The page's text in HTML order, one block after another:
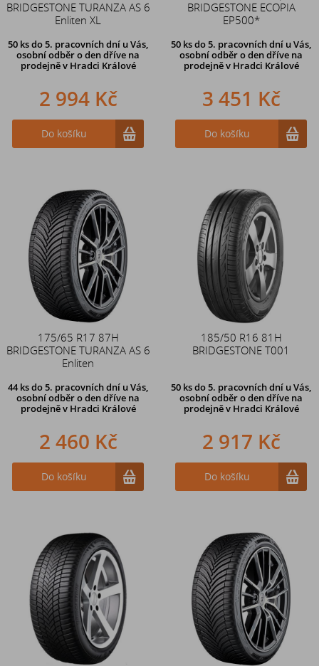
BRIDGESTONE TURANZA AS 6
Enliten XL
50 ksdo 5. pracovních dní u Vás,
osobní odběr o den dříve na
prodejněv Hradci Králové
2 994 Kč
Do košíku
BRIDGESTONE ECOPIA
EP500*
50 ksdo 5. pracovních dní u Vás,
osobní odběr o den dříve na
prodejněv Hradci Králové
3 451 Kč
Do košíku
175/65 R17 87H
BRIDGESTONE TURANZA AS 6
Enliten
44 ksdo 5. pracovních dní u Vás,
osobní odběr o den dříve na
prodejněv Hradci Králové
2 460 Kč
Do košíku
185/50 R16 81H
BRIDGESTONE T001
50 ksdo 5. pracovních dní u Vás,
osobní odběr o den dříve na
prodejněv Hradci Králové
2 917 Kč
Do košíku